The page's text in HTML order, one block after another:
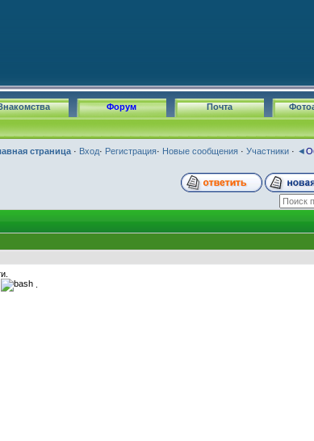
Почта
Форум
страница · Вход· Регистрация· Новые сообщения · Участники · ◄